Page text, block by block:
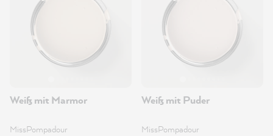
Weiß mit Marmor
MissPompadour
Weiß mit Puder
MissPompadour